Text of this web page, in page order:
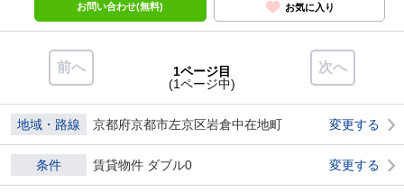
お問い合わせ(無料) お気に入り
前へ 次へ
1ページ目
(1ページ中)
地域・路線 京都府京都市左京区岩倉中在地町 変更する
条件 賃貸物件 ダブル0 変更する